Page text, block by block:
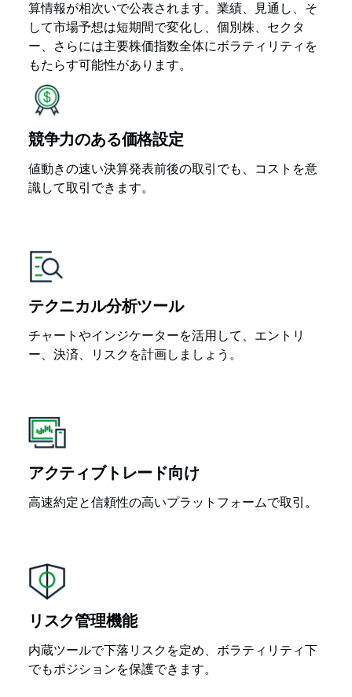
算情報が相次いで公表されます。業績、見通し、そ
して市場予想は短期間で変化し、個別株、セクタ
ー、さらには主要株価指数全体にボラティリティを
もたらす可能性があります。
競争力のある価格設定
値動きの速い決算発表前後の取引でも、コストを意
識して取引できます。
テクニカル分析ツール
チャートやインジケーターを活用して、エントリ
ー、決済、リスクを計画しましょう。
アクティブトレード向け
高速約定と信頼性の高いプラットフォームで取引。
リスク管理機能
内蔵ツールで下落リスクを定め、ボラティリティ下
でもポジションを保護できます。